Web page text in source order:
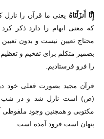
إِنَّا أَنزَلْنَاهُ یعنی ما قرآن را نازل
که معنی ابهام را دارد ذکر
محتاج تعیین نیست و بدون
بضمیر متکلم برای تفخیم و
را فرو فرستادیم.
قرآن مجید بصورت فعلی خود
(ص) است نازل شد و در شب
مکتوبی و همچنین وجود
پنهان است فرود آمده است.